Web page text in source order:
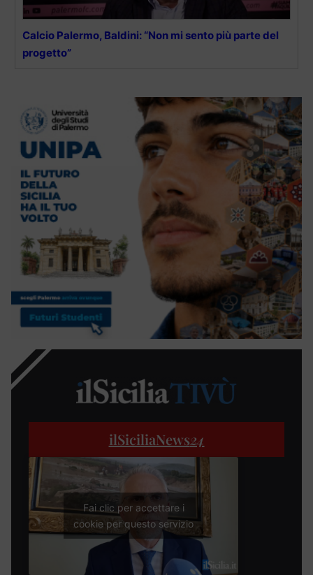
Calcio Palermo, Baldini: “Non mi sento più parte del
progetto”
ilSiciliaNews24
Fai clic per accettare i
cookie per questo servizio